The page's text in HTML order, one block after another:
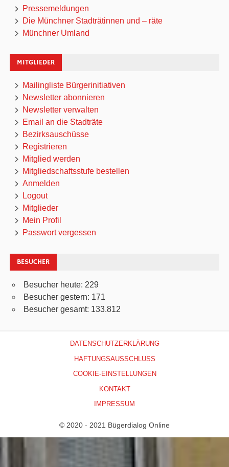
Pressemeldungen
Die Münchner Stadträtinnen und – räte
Münchner Umland
MITGLIEDER
Mailingliste Bürgerinitiativen
Newsletter abonnieren
Newsletter verwalten
Email an die Stadträte
Bezirksauschüsse
Registrieren
Mitglied werden
Mitgliedschaftsstufe bestellen
Anmelden
Logout
Mitglieder
Mein Profil
Passwort vergessen
BESUCHER
Besucher heute: 229
Besucher gestern: 171
Besucher gesamt: 133.812
DATENSCHUTZERKLÄRUNG
HAFTUNGSAUSSCHLUSS
COOKIE-EINSTELLUNGEN
KONTAKT
IMPRESSUM
© 2020 - 2021 Bügerdialog Online